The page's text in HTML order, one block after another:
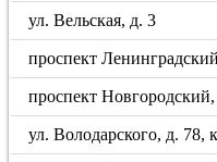
ул. Вельская, д. 3
проспект
проспект
ул. Володарского, д. 78,